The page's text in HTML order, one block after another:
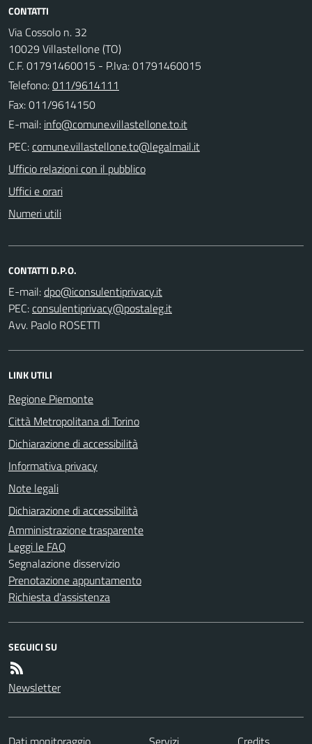
CONTATTI
Via Cossolo n. 32
10029 Villastellone (TO)
C.F. 01791460015 - P.Iva: 01791460015
Telefono:011/9614111
Fax: 011/9614150
E-mail:
PEC:
Ufficio relazioni con il pubblico
Uffici e orari
Numeri utili
CONTATTI D.P.O.
E-mail:
PEC:
Avv. Paolo ROSETTI
LINK UTILI
Regione Piemonte
Città Metropolitana di Torino
Dichiarazione di accessibilità
Informativa privacy
Note legali
Dichiarazione di accessibilità
Amministrazione trasparente
Leggi le FAQ
Segnalazione disservizio
Prenotazione appuntamento
Richiesta d'assistenza
SEGUICI SU
Newsletter